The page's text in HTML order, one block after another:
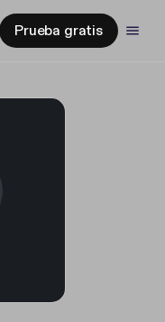
Prueba gratis